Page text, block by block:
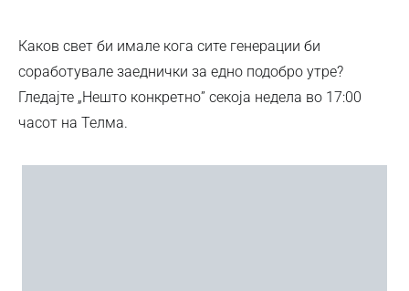
Каков свет би имале кога сите генерации би
соработувале заеднички за едно подобро утре?
Гледајте „Нешто конкретно” секоја недела во 17:00
часот на Телма.